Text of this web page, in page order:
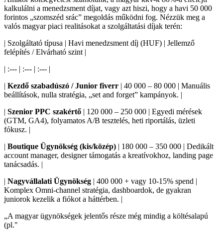
kalkulálni a menedzsment díjat, vagy azt hiszi, hogy a havi 50 000
forintos „szomszéd srác” megoldás működni fog. Nézzük meg a
valós magyar piaci realitásokat a szolgáltatási díjak terén:
| Szolgáltató típusa | Havi menedzsment díj (HUF) | Jellemző
felépítés / Elvárható szint |
| :--- | :--- | :--- |
| Kezdő szabadúszó / Junior fiverr | 40 000 – 80 000 | Manuális
beállítások, nulla stratégia, „set and forget” kampányok. |
| Szenior PPC szakértő | 120 000 – 250 000 | Egyedi mérések
(GTM, GA4), folyamatos A/B tesztelés, heti riportálás, üzleti
fókusz. |
| Boutique Ügynökség (kis/közép) | 180 000 – 350 000 | Dedikált
account manager, designer támogatás a kreatívokhoz, landing page
tanácsadás. |
| Nagyvállalati Ügynökség | 400 000 + vagy 10-15% spend |
Komplex Omni-channel stratégia, dashboardok, de gyakran
juniorok kezelik a fiókot a háttérben. |
„A magyar ügynökségek jelentős része még mindig a költésalapú
(pl."